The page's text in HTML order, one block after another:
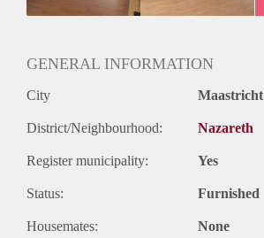
GENERAL INFORMATION
City Maastricht
District/Neighbourhood: Nazareth
Register municipality: Yes
Status: Furnished
Housemates: None